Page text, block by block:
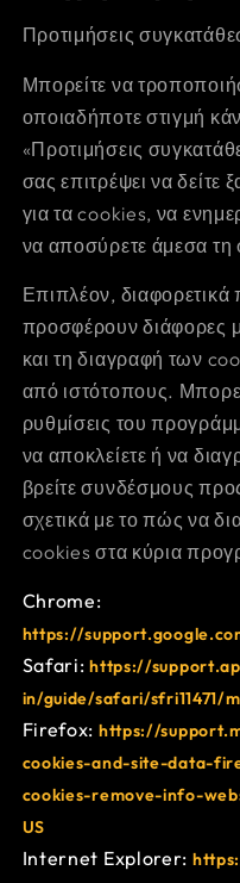
Προτιμήσεις
Μπορείτε να
οποιαδήποτε στιγμή
«Προτιμήσεις
σας επιτρέψει να
για τα cookies, να
να αποσύρετε άμεσα
Επιπλέον,
προσφέρουν διάφορες
και τη διαγραφή των
από ιστότοπους.
ρυθμίσεις του
να αποκλείετε ή να
βρείτε συνδέσμους
σχετικά με το πώς να
cookies στα κύρια
Chrome:
https://
Safari: https://
in/guide/safari/sfri11471/
Firefox: https://
cookies-and-site-data-
cookies-remove-info-
US
Internet Explorer: